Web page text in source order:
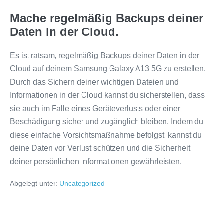
Mache regelmäßig Backups deiner
Daten in der Cloud.
Es ist ratsam, regelmäßig Backups deiner Daten in der
Cloud auf deinem Samsung Galaxy A13 5G zu erstellen.
Durch das Sichern deiner wichtigen Dateien und
Informationen in der Cloud kannst du sicherstellen, dass
sie auch im Falle eines Geräteverlusts oder einer
Beschädigung sicher und zugänglich bleiben. Indem du
diese einfache Vorsichtsmaßnahme befolgst, kannst du
deine Daten vor Verlust schützen und die Sicherheit
deiner persönlichen Informationen gewährleisten.
Abgelegt unter: Uncategorized